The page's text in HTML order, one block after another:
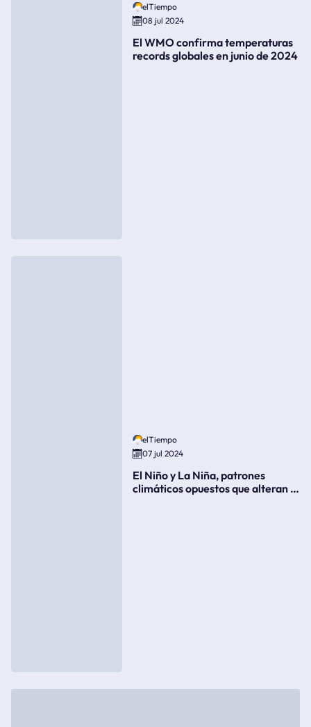
elTiempo
08 jul 2024
El WMO confirma temperaturas
records globales en junio de 2024
elTiempo
07 jul 2024
El Niño y La Niña, patrones
climáticos opuestos que alteran la